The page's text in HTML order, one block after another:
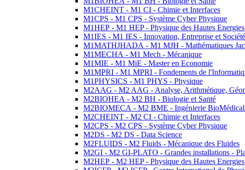
M1CHEINT - M1 CI - Chimie et Interfaces
M1CPS - M1 CPS - Système Cyber Physique
M1HEP - M1 HEP - Physique des Hautes Energies
M1IES - M1 IES - Innovation, Entreprise et Société
M1MATHJHADA - M1 MJH - Mathématiques
M1MECHA - M1 Mech - Mécanique
M1MIE - M1 MiE - Master en Economie
M1MPRI - M1 MPRI - Fondements de
M1PHYSICS - M1 PHYS - Physique
M2AAG - M2 AAG - Analyse, Arithmétique,
M2BIOHEA - M2 BH - Biologie et Santé
M2BIOMECA - M2 BME - Ingénierie
M2CHEINT - M2 CI - Chimie et Interfaces
M2CPS - M2 CPS - Système Cyber Physique
M2DS - M2 DS - Data Science
M2FLUIDS - M2 Fluids - Mécanique des Fluides
M2GI - M2 GI-PLATO - Grandes installations -
M2HEP - M2 HEP - Physique des Hautes Energies